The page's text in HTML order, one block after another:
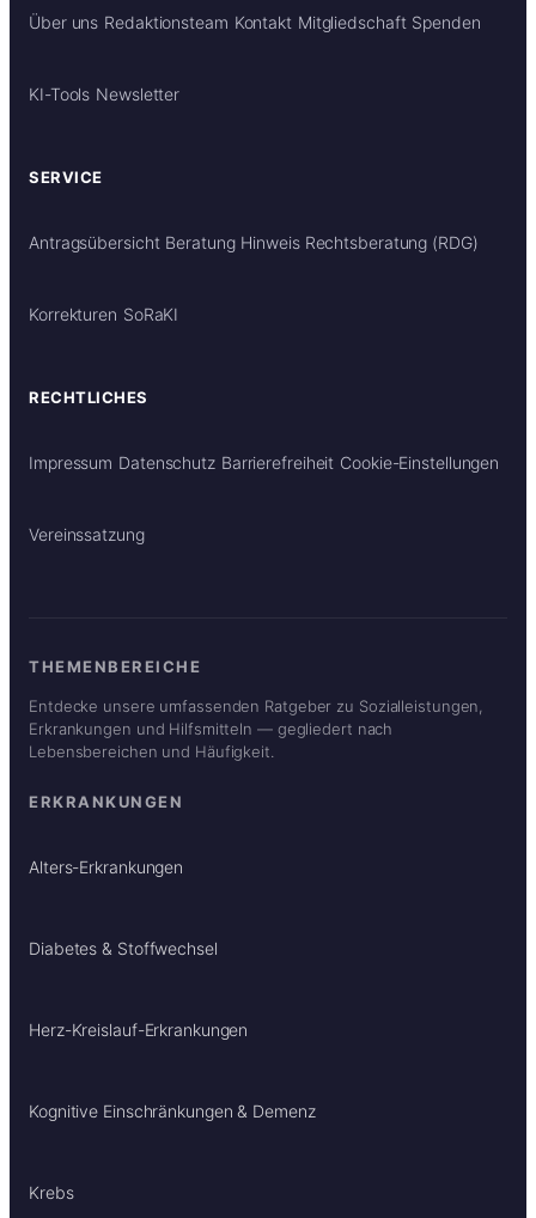
Über uns Redaktionsteam Kontakt Mitgliedschaft Spenden
KI-Tools Newsletter
SERVICE
Antragsübersicht Beratung Hinweis Rechtsberatung (RDG)
Korrekturen SoRaKI
RECHTLICHES
Impressum Datenschutz Barrierefreiheit Cookie-Einstellungen
Vereinssatzung
THEMENBEREICHE
Entdecke unsere umfassenden Ratgeber zu Sozialleistungen,
Erkrankungen und Hilfsmitteln — gegliedert nach
Lebensbereichen und Häufigkeit.
ERKRANKUNGEN
Alters-Erkrankungen
Diabetes & Stoffwechsel
Herz-Kreislauf-Erkrankungen
Kognitive Einschränkungen & Demenz
Krebs